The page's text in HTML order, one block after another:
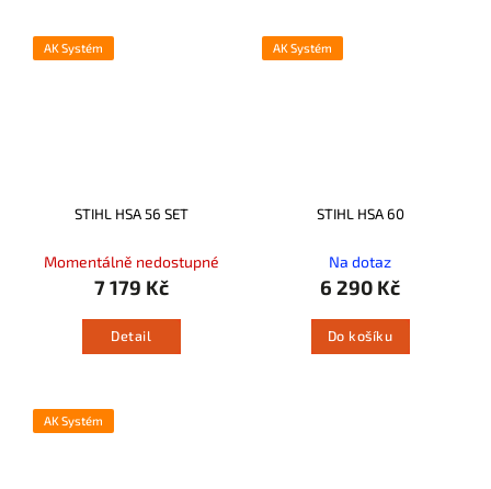
AK Systém
STIHL HSA 56 SET
Momentálně nedostupné
7 179 Kč
Detail
AK Systém
STIHL HSA 60
Na dotaz
6 290 Kč
Do košíku
AK Systém